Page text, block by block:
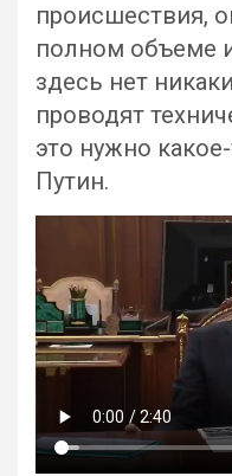
происшествия,
полном объеме
здесь нет
проводят
это нужно
Путин.